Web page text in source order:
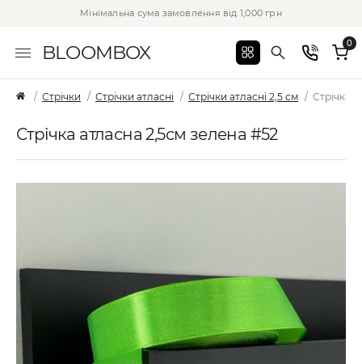
Мінімальна сума замовлення від 1,000 грн
BLOOMBOX 0
Стрічки Стрічки атласні Стрічки атласні 2,5 см Стрічка
Стрічка атласна 2,5см зелена #52